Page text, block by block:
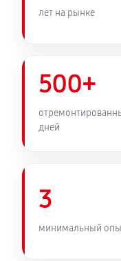
лет на рынке
500+
дней
3
минимальный